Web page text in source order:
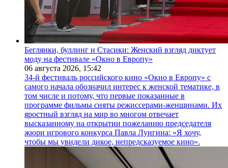
Беглянки, буллинг и Стасики: Женский взгляд диктует
моду на фестивале «Окно в Европу»
06 августа 2026, 15:42
34-й фестиваль российского кино «Окно в Европу» с
самого начала обозначил интерес к женской тематике, в
том числе и потому, что первые показанные в
программе фильмы сняты режиссерами-женщинами. Их
яростный взгляд на мир во многом отвечает
высказанному на открытии пожеланию председателя
жюри игрового конкурса Павла Лунгина: «Я хочу,
чтобы мы увидели дикое, непредсказуемое кино».